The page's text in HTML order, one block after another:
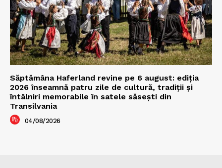
Săptămâna Haferland revine pe 6 august: ediția
2026 înseamnă patru zile de cultură, tradiții și
întâlniri memorabile în satele săsești din
Transilvania
04/08/2026